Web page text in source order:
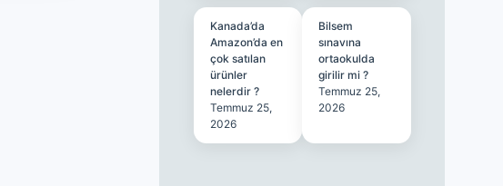
Kanada’da
Amazon’da en
çok satılan
ürünler
nelerdir ?
Temmuz 25,
2026
Bilsem
sınavına
ortaokulda
girilir mi ?
Temmuz 25,
2026